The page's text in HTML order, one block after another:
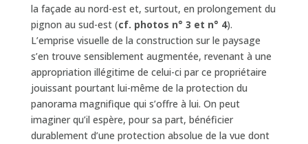
la façade au nord-est et, surtout, en prolongement du
pignon au sud-est (cf. photos n° 3 et n° 4).
L’emprise visuelle de la construction sur le paysage
s’en trouve sensiblement augmentée, revenant à une
appropriation illégitime de celui-ci par ce propriétaire
jouissant pourtant lui-même de la protection du
panorama magnifique qui s’offre à lui. On peut
imaginer qu’il espère, pour sa part, bénéficier
durablement d’une protection absolue de la vue dont